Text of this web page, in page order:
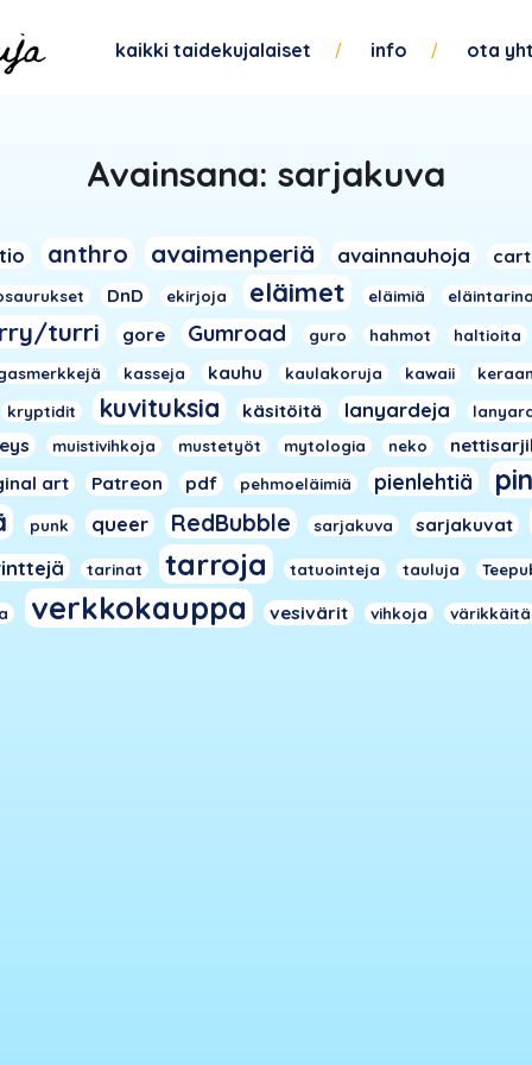
kaikki taidekujalaiset info ota
Avainsana: sarjakuva
anthro avaimenperiä avainnauhoja
DnD ekirjoja eläimet eläimiä
turri gore Gumroad guro hahmot
haltioita
kasseja kauhu kaulakoruja kawaii
kryptidit
kuvituksia käsitöitä lanyardeja
muistivihkoja mustetyöt mytologia neko
art
Patreon pdf pehmoeläimiä pienlehtiä
punk queer RedBubble sarjakuva sarjakuvat
tarinat tarroja tatuointeja tauluja
verkkokauppa vesivärit vihkoja värikkäitä